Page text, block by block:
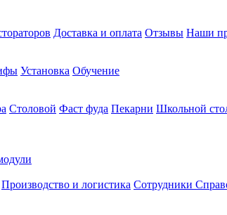
Доставка и оплата Отзывы Наши
Установка Обучение
Столовой Фаст фуда Пекарни Школьной
Производство и логистика Сотрудники